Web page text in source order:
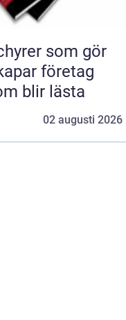
som gör
blir lästa
02 augusti 2026